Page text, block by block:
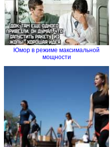
Юмор в режиме максимальной
мощности